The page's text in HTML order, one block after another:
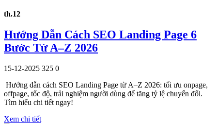
th.12
Hướng Dẫn Cách SEO Landing Page 6
Bước Từ A–Z 2026
15-12-2025 325 0
Hướng dẫn cách SEO Landing Page từ A–Z 2026: tối ưu onpage,
offpage, tốc độ, trải nghiệm người dùng để tăng tỷ lệ chuyển đổi.
Tìm hiểu chi tiết ngay!
Xem chi tiết